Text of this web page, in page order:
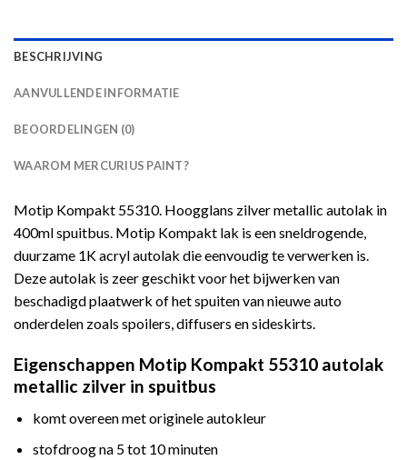
BESCHRIJVING
AANVULLENDE INFORMATIE
BEOORDELINGEN (0)
WAAROM MERCURIUS PAINT?
Motip Kompakt 55310. Hoogglans zilver metallic autolak in
400ml spuitbus. Motip Kompakt lak is een sneldrogende,
duurzame 1K acryl autolak die eenvoudig te verwerken is.
Deze autolak is zeer geschikt voor het bijwerken van
beschadigd plaatwerk of het spuiten van nieuwe auto
onderdelen zoals spoilers, diffusers en sideskirts.
Eigenschappen Motip Kompakt 55310 autolak
metallic zilver in spuitbus
komt overeen met originele autokleur
stofdroog na 5 tot 10 minuten